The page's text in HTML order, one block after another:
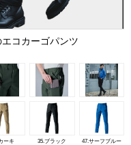
コカーゴパンツ
ーキ 35.ブラック 47.サーフブルー